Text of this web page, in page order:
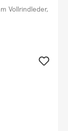
Vollrindleder,